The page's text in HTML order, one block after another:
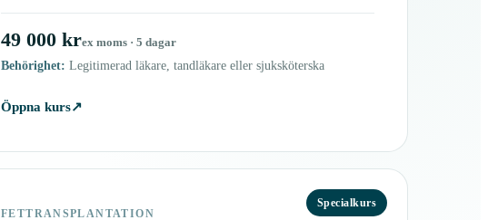
49 000 krex moms · 5 dagar
Behörighet: Legitimerad läkare, tandläkare eller sjuksköterska
Öppna kurs↗
Specialkurs
FETTRANSPLANTATION